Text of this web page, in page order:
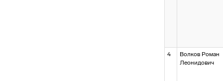
4
Волков Роман
Леонидович